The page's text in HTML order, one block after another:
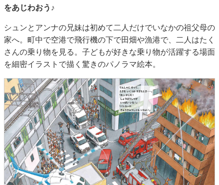
をあじわおう♪
シュンとアンナの兄妹は初めて二人だけでいなかの祖父母の
家へ。町中で空港で飛行機の下で田畑や漁港で、二人はたく
さんの乗り物を見る。子どもが好きな乗り物が活躍する場面
を細密イラストで描く驚きのパノラマ絵本。